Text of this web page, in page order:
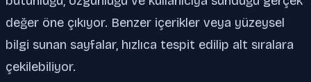
değer öne çıkıyor. Benzer içerikler veya yüzeysel
bilgi sunan sayfalar, hızlıca tespit edilip alt sıralara
çekilebiliyor.